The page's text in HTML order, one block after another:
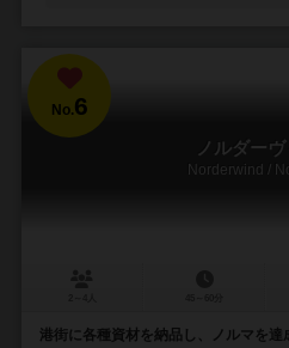
No.6
ノルダーヴ
Norderwind /
港街に各種資材を納品し、ノルマを達